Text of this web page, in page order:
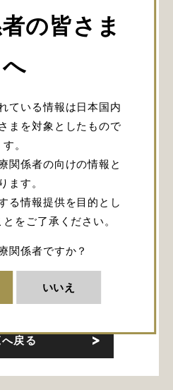
の皆さま
へ
ている情報は日本国内
まを対象としたもので
す。
関係者の向けの情報と
ます。
る情報提供を目的とし
をご了承ください。
関係者ですか？
いいえ
イン
員登録
考えさせる
URLをコピー
戻る